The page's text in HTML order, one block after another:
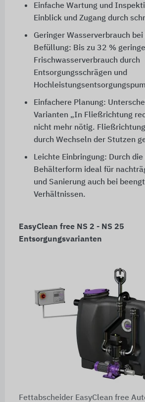
Einfache Wartung und
Einblick und Zugang durch
Geringer Wasserverbrauch bei
Befüllung: Bis zu 32 %
Frischwasserverbrauch durch
Entsorgungsschrägen und
Einfachere Planung:
Varianten „In Fließrichtung
nicht mehr nötig.
durch Wechseln der Stutzen
Leichte Einbringung: Durch
Behälterform ideal für
und Sanierung auch bei
Verhältnissen.
EasyClean free NS 2 - NS 25
Entsorgungsvarianten
Fettabscheider EasyClean free